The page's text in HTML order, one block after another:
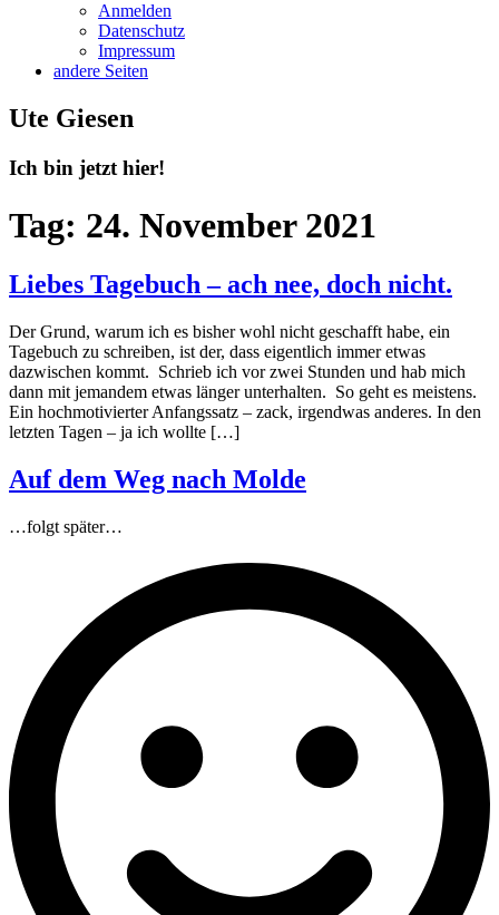
Anmelden
Datenschutz
Impressum
andere Seiten
Ute Giesen
Ich bin jetzt hier!
Tag: 24. November 2021
Liebes Tagebuch – ach nee, doch nicht.
Der Grund, warum ich es bisher wohl nicht geschafft habe, ein
Tagebuch zu schreiben, ist der, dass eigentlich immer etwas
dazwischen kommt. Schrieb ich vor zwei Stunden und hab mich
dann mit jemandem etwas länger unterhalten. So geht es meistens.
Ein hochmotivierter Anfangssatz – zack, irgendwas anderes. In den
letzten Tagen – ja ich wollte […]
Auf dem Weg nach Molde
…folgt später…